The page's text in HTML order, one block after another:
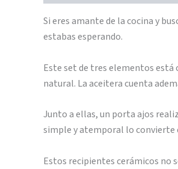
Si eres amante de la cocina y
estabas esperando.
Este set de tres elementos está
natural. La aceitera cuenta
Junto a ellas, un porta ajos
simple y atemporal lo
Estos recipientes cerámicos no